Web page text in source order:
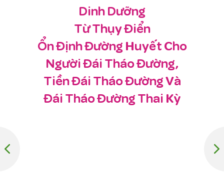
Dinh Dưỡng
Từ Thụy Điển
Ổn Định Đường Huyết Cho
Người Đái Tháo Đường,
Tiền Đái Tháo Đường Và
Đái Tháo Đường Thai Kỳ